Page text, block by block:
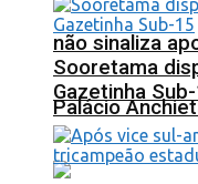
não sinaliza
Palácio
Sooretama
Gazetinha